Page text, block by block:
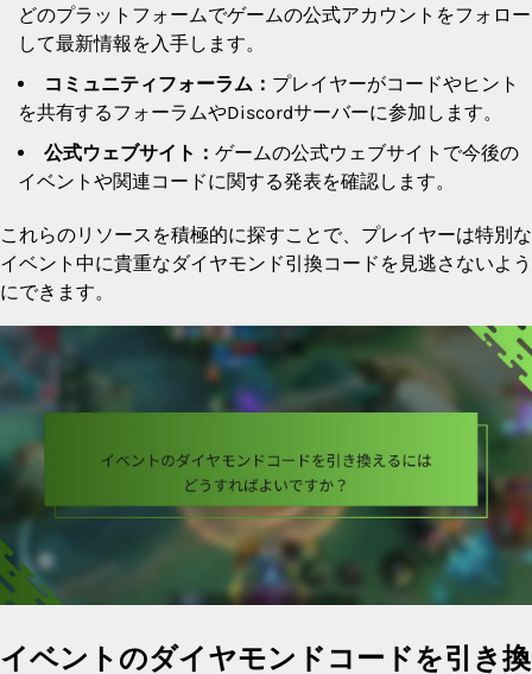
どのプラットフォームでゲームの公式アカウントをフォロー
して最新情報を入手します。
コミュニティフォーラム： プレイヤーがコードやヒント
を共有するフォーラムやDiscordサーバーに参加します。
公式ウェブサイト： ゲームの公式ウェブサイトで今後の
イベントや関連コードに関する発表を確認します。
これらのリソースを積極的に探すことで、プレイヤーは特別な
イベント中に貴重なダイヤモンド引換コードを見逃さないよう
にできます。
イベントのダイヤモンドコードを引き換